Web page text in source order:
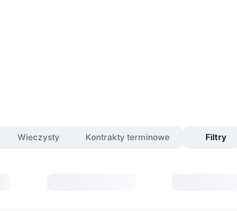
Wieczysty Kontrakty terminowe Filtry